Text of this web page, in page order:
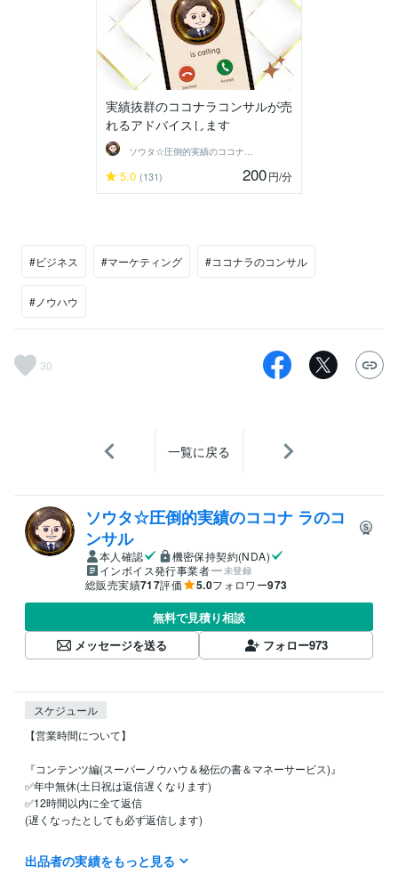
実績抜群のココナラコンサルが売
れるアドバイスします
ソウタ☆圧倒的実績のココナ ラのコンサル
5.0 (131) 200円/分
#ビジネス #マーケティング #ココナラのコンサル
#ノウハウ
30
一覧に戻る
ソウタ☆圧倒的実績のココナ ラのコ
ンサル
本人確認
機密保持契約(NDA)
インボイス発行事業者
未登録
総販売実績717評価 5.0フォロワー973
無料で見積り相談
メッセージを送る
フォロー973
スケジュール
【営業時間について】
『コンテンツ編(スーパーノウハウ＆秘伝の書＆マネーサービス)』
✅年中無休(土日祝は返信遅くなります)
✅12時間以内に全て返信
(遅くなったとしても必ず返信します)
※活動時間は主に9:00～20:00
(20:00以降のお問い合わせに関しては翌朝の返答となります)
出品者の実績をもっと見る